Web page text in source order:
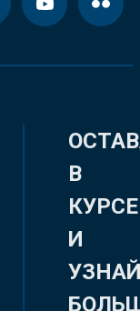
В
КУРСЕ
И